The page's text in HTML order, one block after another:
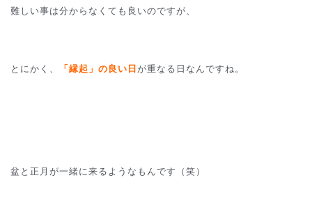
難しい事は分からなくても良いのですが、
とにかく、 「縁起」の良い日 が重なる日なんですね。
盆と正月が一緒に来るようなもんです（笑）